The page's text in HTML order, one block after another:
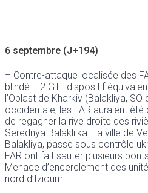
6 septembre (J+194)
– Contre-attaque localisée des
blindé + 2 GT : dispositif
l’Oblast de Kharkiv (Balakliya,
occidentale, les FAR auraient
de regagner la rive droite des
Serednya Balakliika. La ville de
Balakliya, passe sous contrôle
FAR ont fait sauter plusieurs
Menace d’encerclement des
nord d’Izioum.